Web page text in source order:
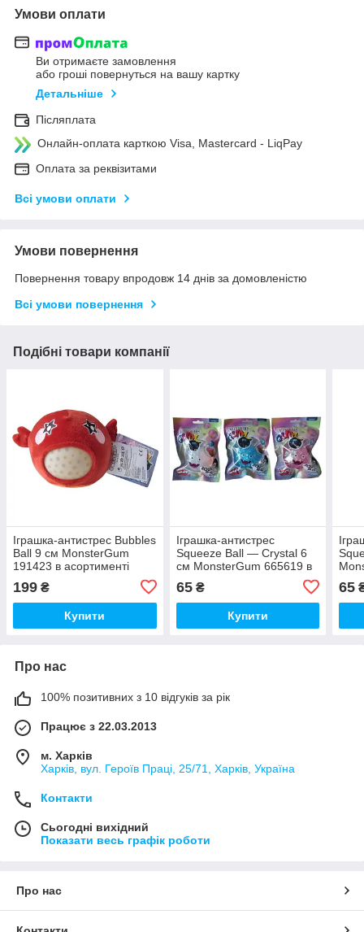
Умови оплати
Ви отримаєте замовлення
або гроші повернуться на вашу картку
Детальніше
Післяплата
Онлайн-оплата карткою Visa, Mastercard - LiqPay
Оплата за реквізитами
Всі умови оплати
Умови повернення
Повернення товару впродовж 14 днів за домовленістю
Всі умови повернення
Подібні товари компанії
Іграшка-антистрес Bubbles
Ball 9 см MonsterGum
191423 в асортименті
199 ₴
Купити
Іграшка-антистрес
Squeeze Ball — Crystal 6
см MonsterGum 665619 в
65₴
Купити
65
Про нас
100% позитивних з 10 відгуків за рік
Працює з 22.03.2013
м. Харків
Харків, вул. Героїв Праці, 25/71, Харків, Україна
Контакти
Сьогодні вихідний
Показати весь графік роботи
Про нас